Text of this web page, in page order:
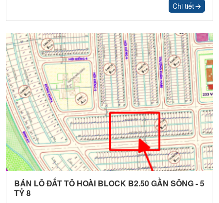
Chi tiết
BÁN LÔ ĐẤT TÔ HOÀI BLOCK B2.50 GẦN SÔNG - 5
TỶ 8